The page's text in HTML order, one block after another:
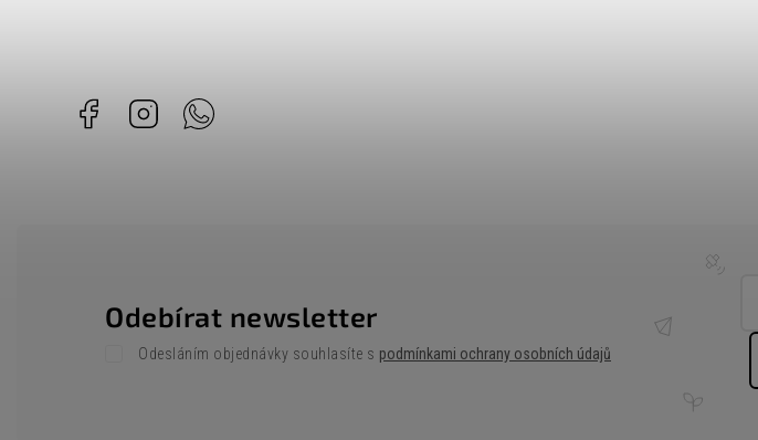
Facebook Instagram
Odebírat newsletter
Odesláním objednávky souhlasíte s podmínkami ochrany osobních údajů